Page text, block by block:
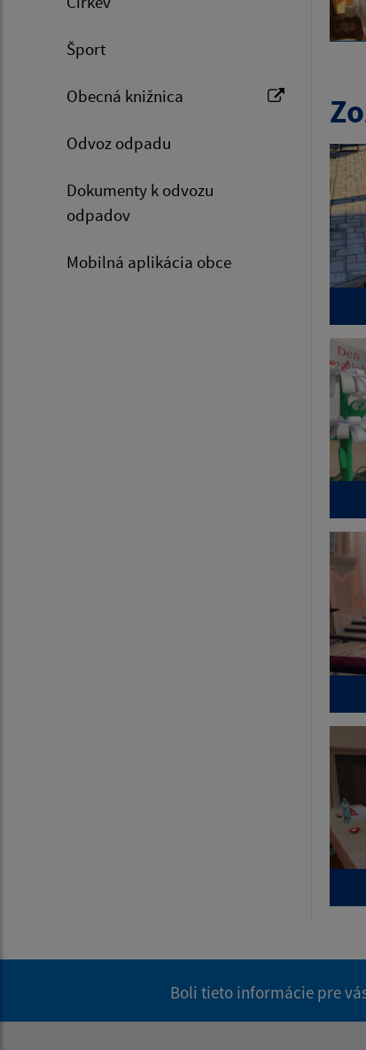
Šport
Obecná knižnica
Odvoz odpadu
Dokumenty k odvozu
odpadov
Mobilná aplikácia obce
Boli tieto informácie pre